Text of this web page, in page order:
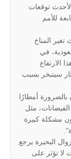
لأحدث توقعات
للأمم
المناخ
في
الارتفاع
سيتبخر بسبب
أمطارًا
مثل
مشكلة كبيرة
البحيرة يرجع
لا تؤثر على